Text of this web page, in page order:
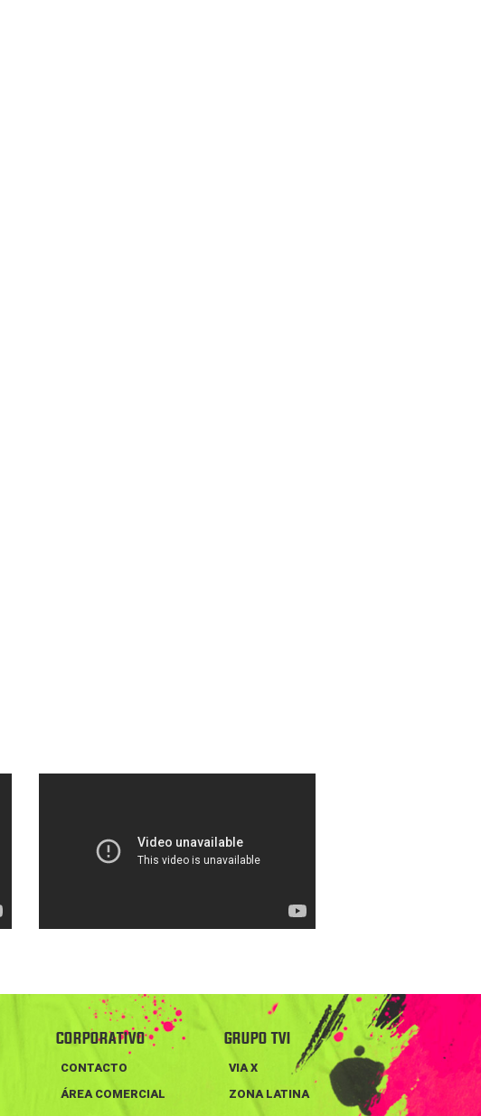
CORPORATIVO
CONTACTO
ÁREA COMERCIAL
GRUPO TVI
VIA X
ZONA LATINA